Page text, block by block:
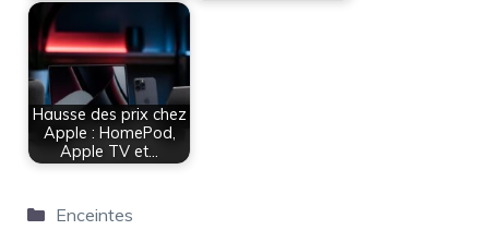
Hausse des prix chez
Apple : HomePod,
Apple TV et…
Catégories
Enceintes